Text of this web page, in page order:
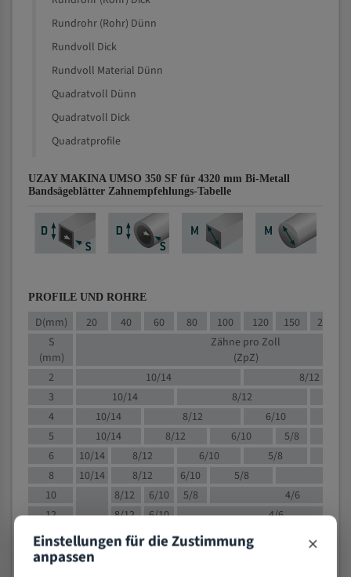
Rundrohr (Rohr) Dünn
Rundvoll Dick
Rundvoll Material Dünn
Quadratvoll Dünn
Quadratvoll Dick
Quadratprofile
UZAY MAKINA UMSO 350 SF für 4320 mm Bi-Metall
Bandsägeblätter Zahnempfehlungs-Tabelle
PROFILE UND ROHRE
D(mm) 20 40 60 80 100 120 150 200
S
(mm)
Zähne pro Zoll
(ZpZ)
2
10/14
8/12
3
10/14 8/12
4
10/14 8/12 6/10
5
10/14 8/12 6/10
5/8
6
10/14 8/12 6/10
5/8
8
10/14 8/12 6/10 5/8
10
8/12 6/10 5/8
4/6
12
8/12 6/10
4/6
15
8/12 6/10
4/5
20
Einstellungen für die Zustimmung
anpassen ×